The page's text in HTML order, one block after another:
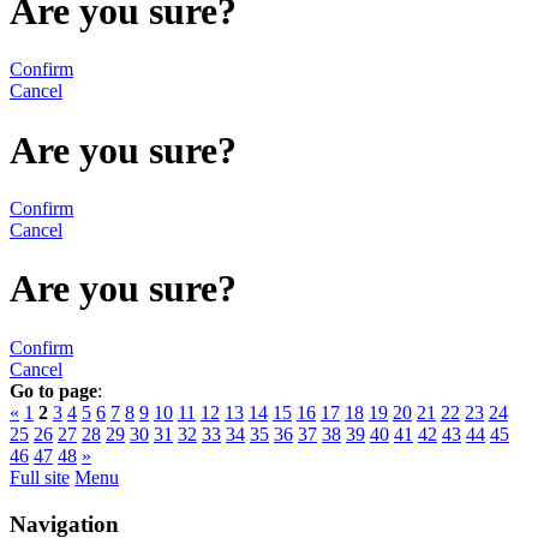
Are you sure?
Confirm
Cancel
Are you sure?
Confirm
Cancel
Are you sure?
Confirm
Cancel
Go to page:
« 1 2 3 4 5 6 7 8 9 10 11 12 13 14 15 16 17 18 19 20 21 22 23 24
25 26 27 28 29 30 31 32 33 34 35 36 37 38 39 40 41 42 43 44 45
46 47 48 »
Full site Menu
Navigation